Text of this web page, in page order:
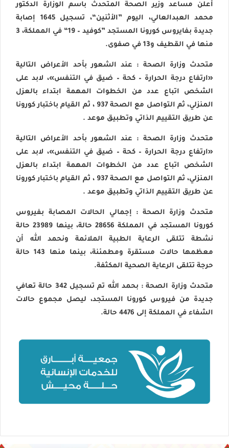
أعلن مساعد وزير الصحة المتحدث باسم الوزارة الدكتور
محمد العبدالعالي، اليوم ”الأثنين“، تسجيل 1645 إصابة
جديدة بفايروس كورونا المستجد ”كوفيد – 19“ في المملكة، 3
منها في القطيف و13 في صفوى.
متحدث وزارة الصحة : عند الشعور بأحد الأعراض التالية
«ارتفاع درجة الحرارة – كحة – ضيق في التنفس»، لابد على
الشخص اتباع عدد من الخطوات المهمة ابتداء بالعزل
المنزلي، ثم التواصل مع الصحة937
، ثم القيام باختبار كورونا
عن طريق التقييم الذاتي وتطبيق موعد .
متحدث وزارة الصحة : عند الشعور بأحد الأعراض التالية
«ارتفاع درجة الحرارة – كحة – ضيق في التنفس»، لابد على
الشخص اتباع عدد من الخطوات المهمة ابتداء بالعزل
المنزلي، ثم التواصل مع الصحة937
، ثم القيام باختبار كورونا
عن طريق التقييم الذاتي وتطبيق موعد .
متحدث وزارة الصحة : إجمالي الحالات المصابة بفيروس
كورونا
المستجد في المملكة 28656 حالة، بينها 23989 حالة
نشطة تتلقى الرعاية الطبية الملائمة ونحمد الله أن
معظمها حالات مستقرة ومطمئنة، بينما منها 143 حالة
حرجة تتلقى الرعاية الصحية المكثفة.
متحدث وزارة الصحة
: بحمد الله تم تسجيل 342 حالة تعافي
جديدة من فيروس كورونا المستجد، ليصل مجموع حالات
الشفاء في المملكة إلى 4476 حالة.